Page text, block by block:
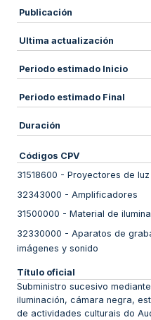
Publicación
Ultima actualización
Periodo estimado Inicio
Periodo estimado Final
Duración
Códigos CPV
31518600 - Proyectores de luz
32343000 - Amplificadores
31500000 - Material de
32330000 - Aparatos de
imágenes y sonido
Título oficial
Subministro sucesivo
iluminación, cámara negra,
de actividades culturais do